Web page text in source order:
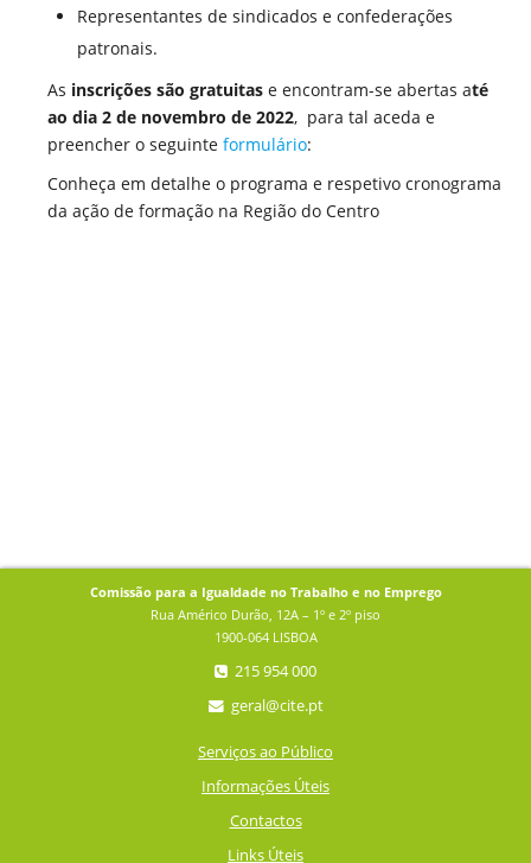
Representantes de sindicados e confederações
patronais.
As inscrições são gratuitas e encontram-se abertas até
ao dia 2 de novembro de 2022, para tal aceda e
preencher o seguinte formulário:
Conheça em detalhe o programa e respetivo cronograma
da ação de formação na Região do Centro
Comissão para a Igualdade no Trabalho e no Emprego
Rua Américo Durão, 12A – 1º e 2º piso
1900-064 LISBOA
215 954 000
geral@cite.pt
Serviços ao Público
Informações Úteis
Contactos
Links Úteis